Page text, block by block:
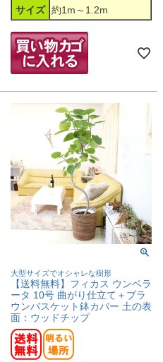
サイズ 約1m～1.2m
大型サイズでオシャレな樹形
【送料無料】フィカス ウンベラ
ータ 10号 曲がり仕立て＋ブラ
ウンバスケット鉢カバー 土の表
面：ウッドチップ